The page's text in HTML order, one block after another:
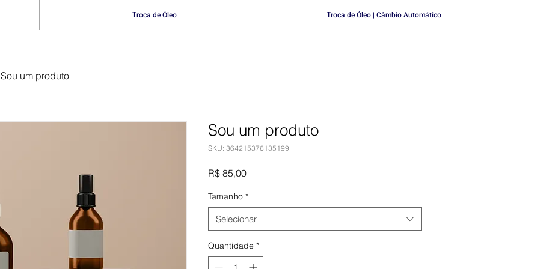
Troca de Óleo Troca de Óleo | Câmbio Automático
Sou um produto
Sou um produto
SKU: 364215376135199
R$ 85,00Preço
Tamanho *
Selecionar
Quantidade *